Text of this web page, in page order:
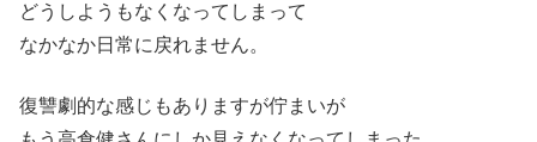
どうしようもなくなってしまって
なかなか日常に戻れません。
復讐劇的な感じもありますが佇まいが